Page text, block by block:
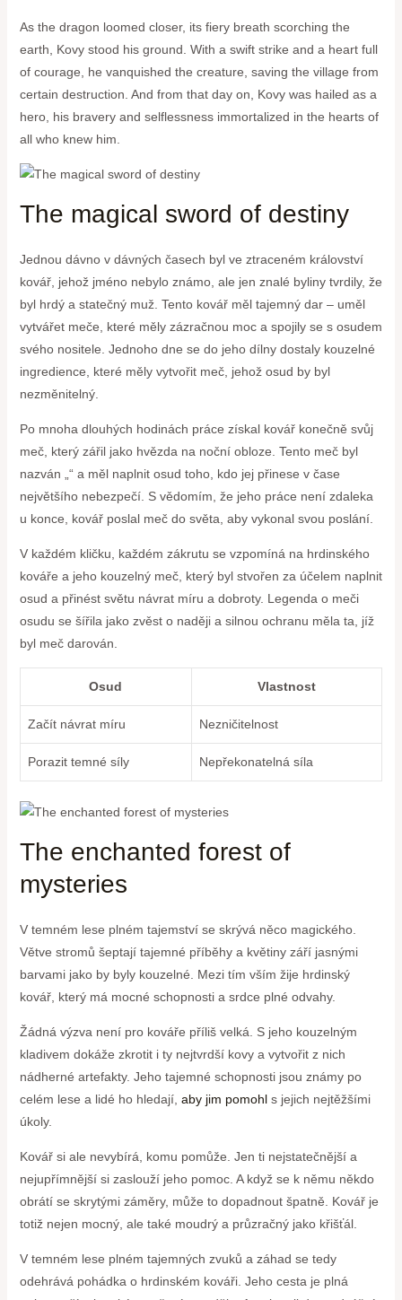
As the dragon loomed closer, its fiery breath scorching the
earth, Kovy stood his ground. With a swift strike and a heart full
of courage, he vanquished the creature, saving the village from
certain destruction. And from that day on, Kovy was hailed as a
hero, his bravery and selflessness immortalized in the hearts of
all who knew him.
The magical sword of destiny
Jednou dávno v dávných časech byl ve ztraceném království
kovář, jehož jméno nebylo známo, ale jen znalé byliny tvrdily, že
byl hrdý a statečný muž. Tento kovář měl tajemný dar – uměl
vytvářet meče, které měly zázračnou moc a spojily se s osudem
svého nositele. Jednoho dne se do jeho dílny dostaly kouzelné
ingredience, které měly vytvořit meč, jehož osud by byl
nezměnitelný.
Po mnoha dlouhých hodinách práce získal kovář konečně svůj
meč, který zářil jako hvězda na noční obloze. Tento meč byl
nazván „“ a měl naplnit osud toho, kdo jej přinese v čase
největšího nebezpečí. S vědomím, že jeho práce není zdaleka
u konce, kovář poslal meč do světa, aby vykonal svou poslání.
V každém kličku, každém zákrutu se vzpomíná na hrdinského
kováře a jeho kouzelný meč, který byl stvořen za účelem naplnit
osud a přinést světu návrat míru a dobroty. Legenda o meči
osudu se šířila jako zvěst o naději a silnou ochranu měla ta, jíž
byl meč darován.
Osud Vlastnost
Začít návrat míru Nezničitelnost
Porazit temné síly Nepřekonatelná síla
The enchanted forest of
mysteries
V temném lese plném tajemství se skrývá něco magického.
Větve stromů šeptají tajemné příběhy a květiny září jasnými
barvami jako by byly kouzelné. Mezi tím vším žije hrdinský
kovář, který má mocné schopnosti a srdce plné odvahy.
Žádná výzva není pro kováře příliš velká. S jeho kouzelným
kladivem dokáže zkrotit i ty nejtvrdší kovy a vytvořit z nich
nádherné artefakty. Jeho tajemné schopnosti jsou známy po
celém lese a lidé ho hledají, aby jim pomohls jejich nejtěžšími
úkoly.
Kovář si ale nevybírá, komu pomůže. Jen ti nejstatečnější a
nejupřímnější si zaslouží jeho pomoc. A když se k němu někdo
obrátí se skrytými záměry, může to dopadnout špatně. Kovář je
totiž nejen mocný, ale také moudrý a průzračný jako křišťál.
V temném lese plném tajemných zvuků a záhad se tedy
odehrává pohádka o hrdinském kováři. Jeho cesta je plná